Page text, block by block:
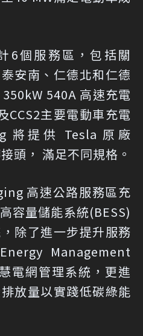
6個服務區，包括關
安南、仁德北和仁德
540A 高速充電
CCS2主要電動車充電
將提供 Tesla 原廠
頭， 滿足不同規格。
高速公路服務區充
容量儲能系統(BESS)
除了進一步提升服務
Management
電網管理系統，更進
放量以實踐低碳綠能